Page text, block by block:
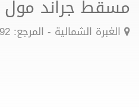
مسقط جراند مول
الغبرة الشمالية - المرجع: TP1692